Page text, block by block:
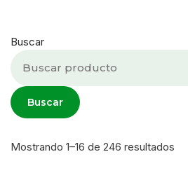
Buscar
Buscar
Mostrando 1–16 de 246 resultados